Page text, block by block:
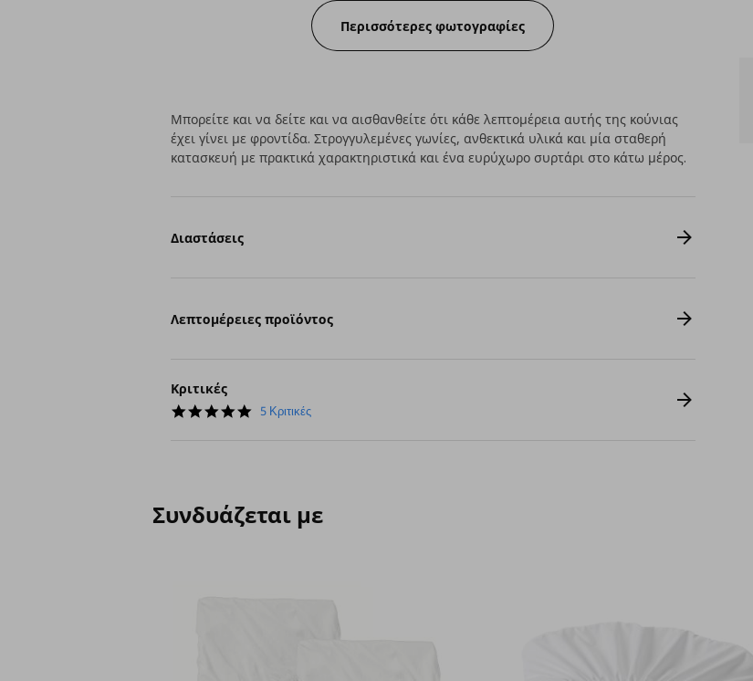
Περισσότερες φωτογραφίες
Μπορείτε και να δείτε και να αισθανθείτε ότι κάθε λεπτομέρεια αυτής της κούνιας
έχει γίνει με φροντίδα. Στρογγυλεμένες γωνίες, ανθεκτικά υλικά και μία σταθερή
κατασκευή με πρακτικά χαρακτηριστικά και ένα ευρύχωρο συρτάρι στο κάτω μέρος.
Διαστάσεις
Λεπτομέρειες προϊόντος
Κριτικές
4.8
5 Κριτικές
Συνδυάζεται με